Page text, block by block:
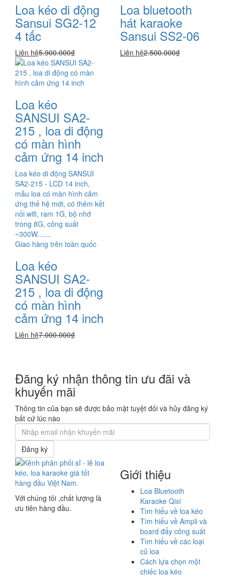
Loa kéo di động
Sansui SG2-12
4 tấc
Liên hệ5.900.000₫
Loa bluetooth
hát karaoke
Sansui SS2-06
Liên hệ2.500.000₫
Loa kéo
SANSUI SA2-
215 , loa di động
có màn hình
cảm ứng 14 inch
Loa kéo di động SANSUI
SA2-215 - LCD 14 inch,
mẫu loa có màn hình cảm
ứng thế hệ mới, có thêm kết
nối wifi, ram 1G, bộ nhớ
trong 8G, công suất
~300W.......
Giao hàng trên toàn quốc
Loa kéo
SANSUI SA2-
215 , loa di động
có màn hình
cảm ứng 14 inch
Liên hệ7.000.000₫
Đăng ký nhận thông tin ưu đãi và
khuyến mãi
Thông tin của bạn sẽ được bảo mật tuyệt đối và hủy đăng ký
bất cứ lúc nào
Đăng ký
Với chúng tôi ,chất lượng là
ưu tiên hàng đầu.
Giới thiệu
Loa Bluetooth
Karaoke Qixi
Tìm hiểu về loa kéo
Tìm hiểu về Ampli và
board đẩy công suất
Tìm hiểu về các loại
củ loa
Cách lựa chọn một
chiếc loa kéo